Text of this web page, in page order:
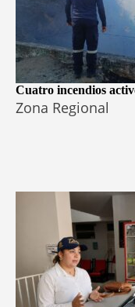
Cuatro incendios
Zona Regional